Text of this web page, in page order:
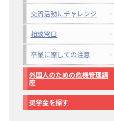
交流活動にチャレンジ
相談窓口
卒業に際しての注意
外国人のための危機管理講
座
奨学金を探す